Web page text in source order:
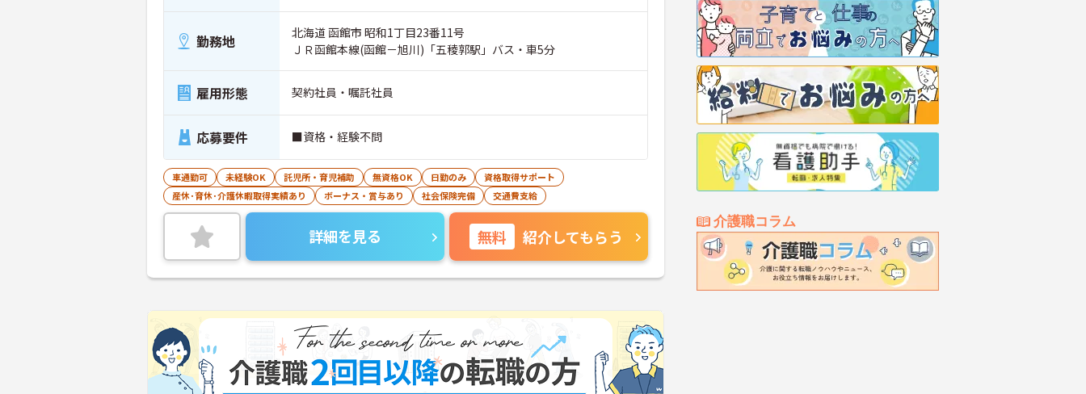
介護職コラム
勤務地
北海道 函館市 昭和1丁目23番11号
ＪＲ函館本線(函館－旭川)「五稜郭駅」バス・車5分
雇用形態 契約社員・嘱託社員
応募要件 ■資格・経験不問
車通勤可 未経験OK 託児所・育児補助 無資格OK 日勤のみ
資格取得サポート
産休･育休･介護休暇取得実績あり
ボーナス・賞与あり 社会保険完備 交通費支給
詳細を見る 無料 紹介してもらう